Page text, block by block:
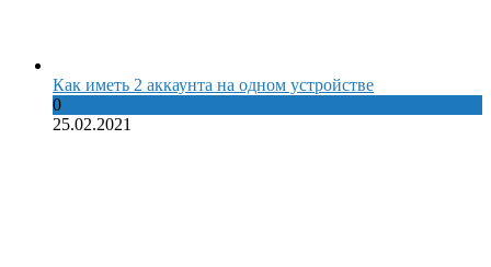
Как иметь 2 аккаунта на одном устройстве
0
25.02.2021